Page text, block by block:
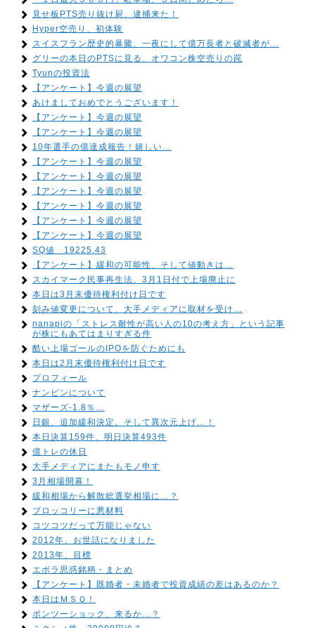
見せ板PTS売り抜け厨、逮捕来た！
Hyper空売り、初体験
スイスフラン歴史的暴騰、一夜にして億万長者と破滅者が…
グリーの本日のPTSに見る、オワコン株空売りの罠
Tyunの投資法
【アンケート】今週の展望
あけましておめでとうございます！
【アンケート】今週の展望
【アンケート】今週の展望
10年選手の億達成報告！嬉しい…
【アンケート】今週の展望
【アンケート】今週の展望
【アンケート】今週の展望
【アンケート】今週の展望
【アンケート】今週の展望
【アンケート】今週の展望
SQ値 19225.43
【アンケート】緩和の可能性、そして値動きは…
スカイマーク民事再生法、3月1日付で上場廃止に
本日は3月末優待権利付け日です
刻み値変更について、大手メディアに取材を受け…
nanapiの「ストレス耐性が高い人の10の考え方」という記事
が株にもあてはまりすぎる件
酷い上場ゴールのIPOを防ぐためにも
本日は2月末優待権利付け日です
プロフィール
ナンピンについて
マザーズ-1.8％…
日銀、追加緩和決定。そして異次元上げ…！
本日決算159件、明日決算493件
億トレの休日
大手メディアにまたもモノ申す
3月相場開幕！
緩和相場から解散総選挙相場に…？
ブロッコリーに悪材料
コツコツだって万能じゃない
2012年、お世話になりました
2013年、目標
エボラ思惑銘柄・まとめ
【アンケート】既婚者・未婚者で投資成績の差はあるのか？
本日はＭＳＱ！
ポンツーショック、来るか…？